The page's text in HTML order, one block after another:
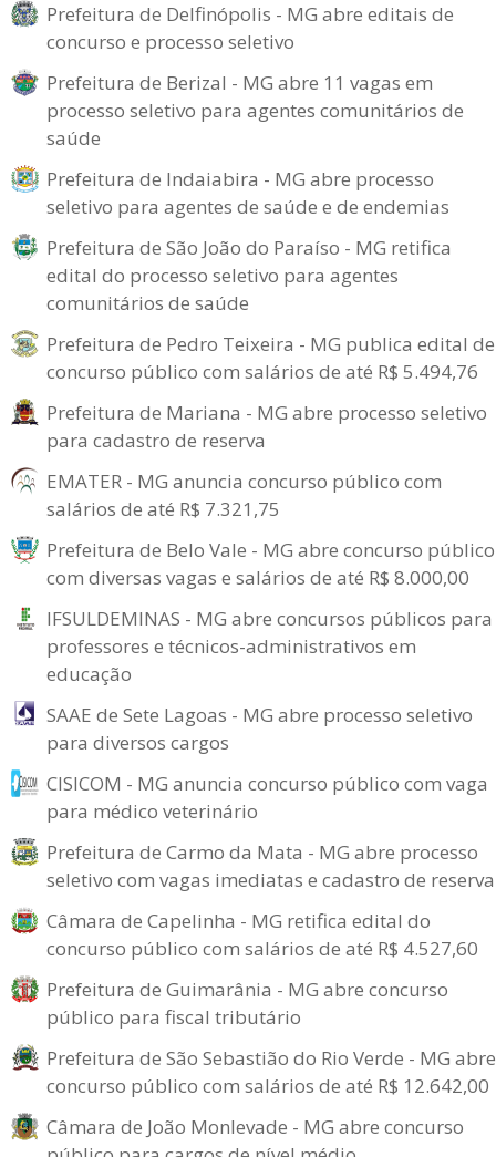
Prefeitura de Delfinópolis - MG abre editais de
concurso e processo seletivo
Prefeitura de Berizal - MG abre 11 vagas em
processo seletivo para agentes comunitários de
saúde
Prefeitura de Indaiabira - MG abre processo
seletivo para agentes de saúde e de endemias
Prefeitura de São João do Paraíso - MG retifica
edital do processo seletivo para agentes
comunitários de saúde
Prefeitura de Pedro Teixeira - MG publica edital de
concurso público com salários de até R$ 5.494,76
Prefeitura de Mariana - MG abre processo seletivo
para cadastro de reserva
EMATER - MG anuncia concurso público com
salários de até R$ 7.321,75
Prefeitura de Belo Vale - MG abre concurso público
com diversas vagas e salários de até R$ 8.000,00
IFSULDEMINAS - MG abre concursos públicos para
professores e técnicos-administrativos em
educação
SAAE de Sete Lagoas - MG abre processo seletivo
para diversos cargos
CISICOM - MG anuncia concurso público com vaga
para médico veterinário
Prefeitura de Carmo da Mata - MG abre processo
seletivo com vagas imediatas e cadastro de reserva
Câmara de Capelinha - MG retifica edital do
concurso público com salários de até R$ 4.527,60
Prefeitura de Guimarânia - MG abre concurso
público para fiscal tributário
Prefeitura de São Sebastião do Rio Verde - MG abre
concurso público com salários de até R$ 12.642,00
Câmara de João Monlevade - MG abre concurso